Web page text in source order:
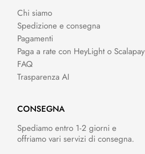
Chi siamo
Spedizione e consegna
Pagamenti
Paga a rate con HeyLight o Scalapay
FAQ
Trasparenza AI
CONSEGNA
Spediamo entro 1-2 giorni e
offriamo vari servizi di consegna.